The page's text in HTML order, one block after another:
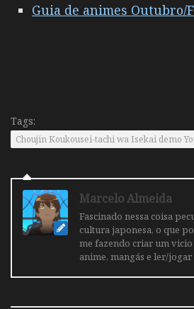
Guia de animes Outubro/
Tags:
Choujin Koukousei-tachi wa Isekai demo
Marcelo Almeida
Fascinado nessa coisa
cultura japonesa, o que
me fazendo criar um
anime, mangás e ler/jogar